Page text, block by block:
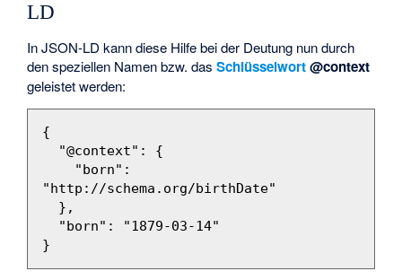
LD
In JSON-LD kann diese Hilfe bei der Deutung nun durch
den speziellen Namen bzw. dasSchlüsselwort@context
geleistet werden:
{
"@context" :
{
"born" :
"http://schema.org/birthDate"
},
"born" :
"1879-03-14"
}